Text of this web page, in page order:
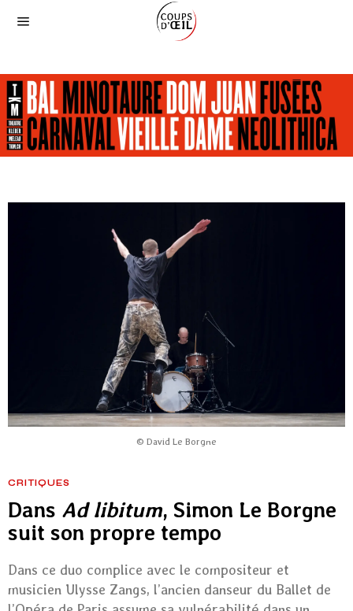
© David Le Borgne
CRITIQUES
Dans Ad libitum, Simon Le Borgne
suit son propre tempo
Dans ce duo complice avec le compositeur et
musicien Ulysse Zangs, l’ancien danseur du Ballet de